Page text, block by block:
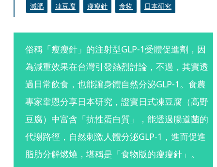
減肥 凍豆腐 瘦瘦針 食物 日本研究
俗稱「瘦瘦針」的注射型GLP-1受體促進劑，因
為減重效果在台灣引發熱烈討論，不過，其實透
過日常飲食，也能讓身體自然分泌GLP-1。食農
專家韋恩分享日本研究，證實日式凍豆腐（高野
豆腐）中富含「抗性蛋白質」，能透過腸道菌的
代謝路徑，自然刺激人體分泌GLP-1，進而促進
脂肪分解燃燒，堪稱是「食物版的瘦瘦針」。